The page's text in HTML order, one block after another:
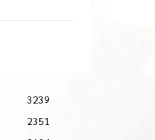
3239
2351